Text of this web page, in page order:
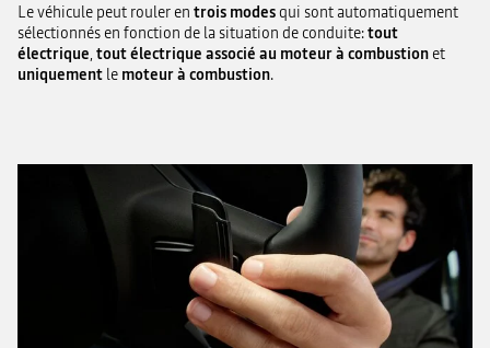
Le véhicule peut rouler en trois modesqui sont automatiquement
sélectionnés en fonction de la situation de conduite:tout
électrique, tout électrique associé au moteur à combustion et
uniquement le moteur à combustion.